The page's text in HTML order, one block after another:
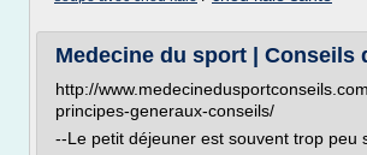
Medecine du sport | Conseils
http://
principes-generaux-conseils/
--Le petit déjeuner est souvent trop peu